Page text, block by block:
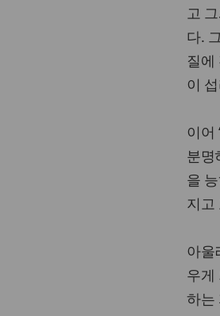
고
다.
질에
이
이어
분명
을
지고
아울
우게
하는